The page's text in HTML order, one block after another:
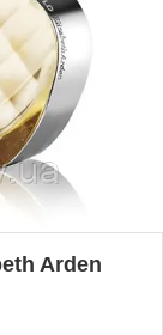
Arden